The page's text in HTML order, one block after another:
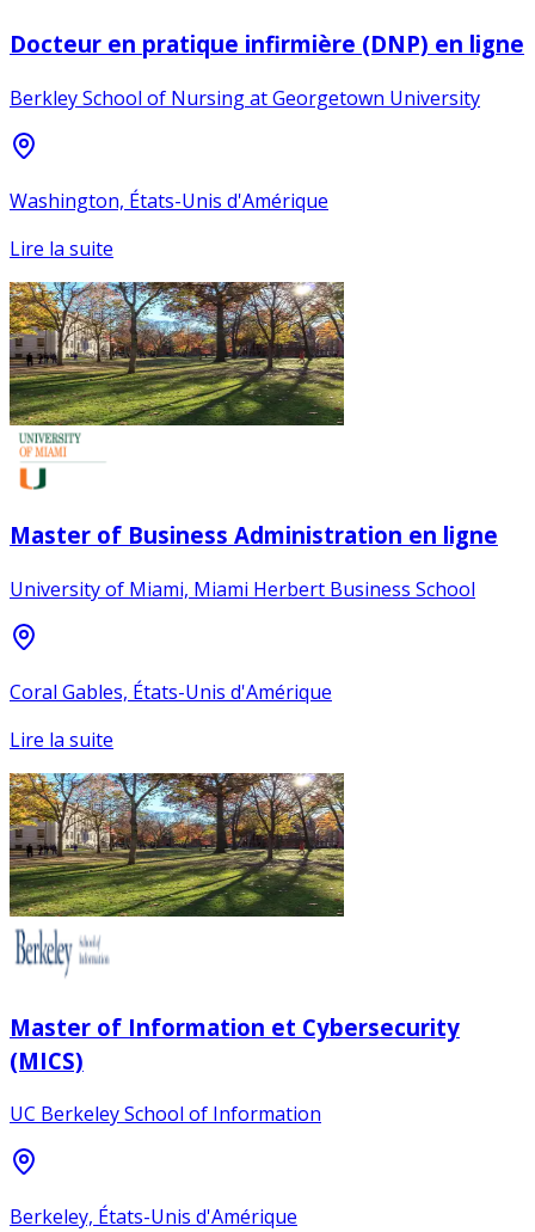
Docteur en pratique infirmière (DNP) en ligne
Berkley School of Nursing at Georgetown University
Washington, États-Unis d'Amérique
Lire la suite
Master of Business Administration en ligne
University of Miami, Miami Herbert Business School
Coral Gables, États-Unis d'Amérique
Lire la suite
Master of Information et Cybersecurity
(MICS)
UC Berkeley School of Information
Berkeley, États-Unis d'Amérique